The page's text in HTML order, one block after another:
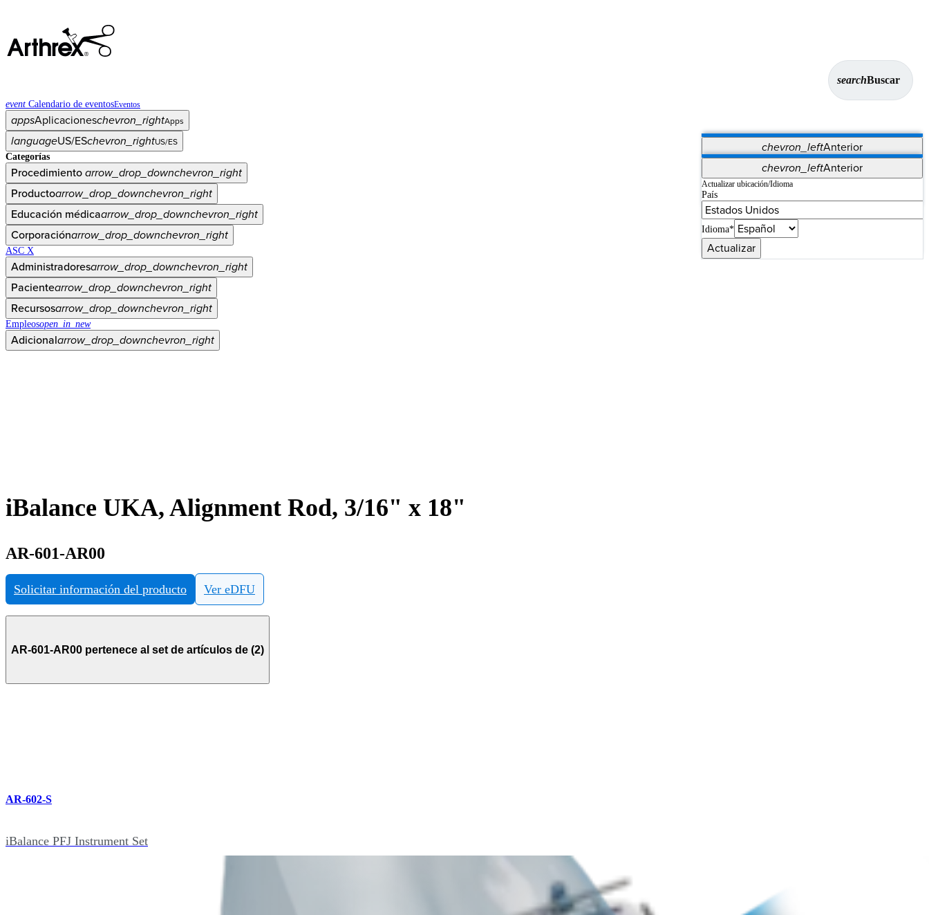
searchBuscar
event Calendario de eventosEventos
appsAplicacioneschevron_rightApps
chevron_leftAnterior
Vet Systems OrthoPedia Patient
Supplier Portal
Synergy Imaging & Resection
languageUS/ESchevron_rightUS/ES
chevron_leftAnterior
Actualizar ubicación/Idioma
País
Idioma*
Actualizar
Categorías
Procedimientoarrow_drop_downchevron_right
Productoarrow_drop_downchevron_right
Educación médicaarrow_drop_downchevron_right
Corporaciónarrow_drop_downchevron_right
ASC X
Administradoresarrow_drop_downchevron_right
Pacientearrow_drop_downchevron_right
Recursosarrow_drop_downchevron_right
Empleosopen_in_new
Adicionalarrow_drop_downchevron_right
iBalance UKA, Alignment Rod, 3/16" x 18"
AR-601-AR00
Solicitar información del producto Ver eDFU
AR-601-AR00 pertenece al set de artículos de (2)
AR-602-S
iBalance PFJ Instrument Set